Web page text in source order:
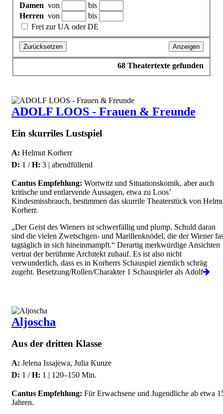
Damen von
bis
Herren von
bis
Frei zur UA oder DE
Anzeigen
Zurücksetzen
68 Theatertexte gefunden
ADOLF LOOS - Frauen & Freunde
Ein skurriles Lustspiel
A: Helmut Korherr
D: 1 /H: 3 | abendfüllend
Cantus Empfehlung: Wortwitz und Situationskomik, aber auch
kritische und entlarvende Aussagen, etwa zu Loos’
Kindesmissbrauch, bestimmen das skurrile Theaterstück von
Korherr.
„Der Geist des Wieners ist schwerfällig und plump. Schuld daran
sind die vielen Zwetschgen- und Marillenknödel, die der Wiener
tagtäglich in sich hineinmampft.“ Derartig merkwürdige Ansichten
vertrat der berühmte Architekt zuhauf. Es ist also nicht
verwunderlich, dass es in Korherrs Schauspiel ziemlich schräg
zugeht. Besetzung/Rollen/Charakter 1 Schauspieler als Adolf
Aljoscha
Aus der dritten Klasse
A: Jelena Issajewa, Julia Kunze
D: 1 /H: 1 | 120–150 Min.
Cantus Empfehlung: Für Erwachsene und Jugendliche ab etwa
Jahren.